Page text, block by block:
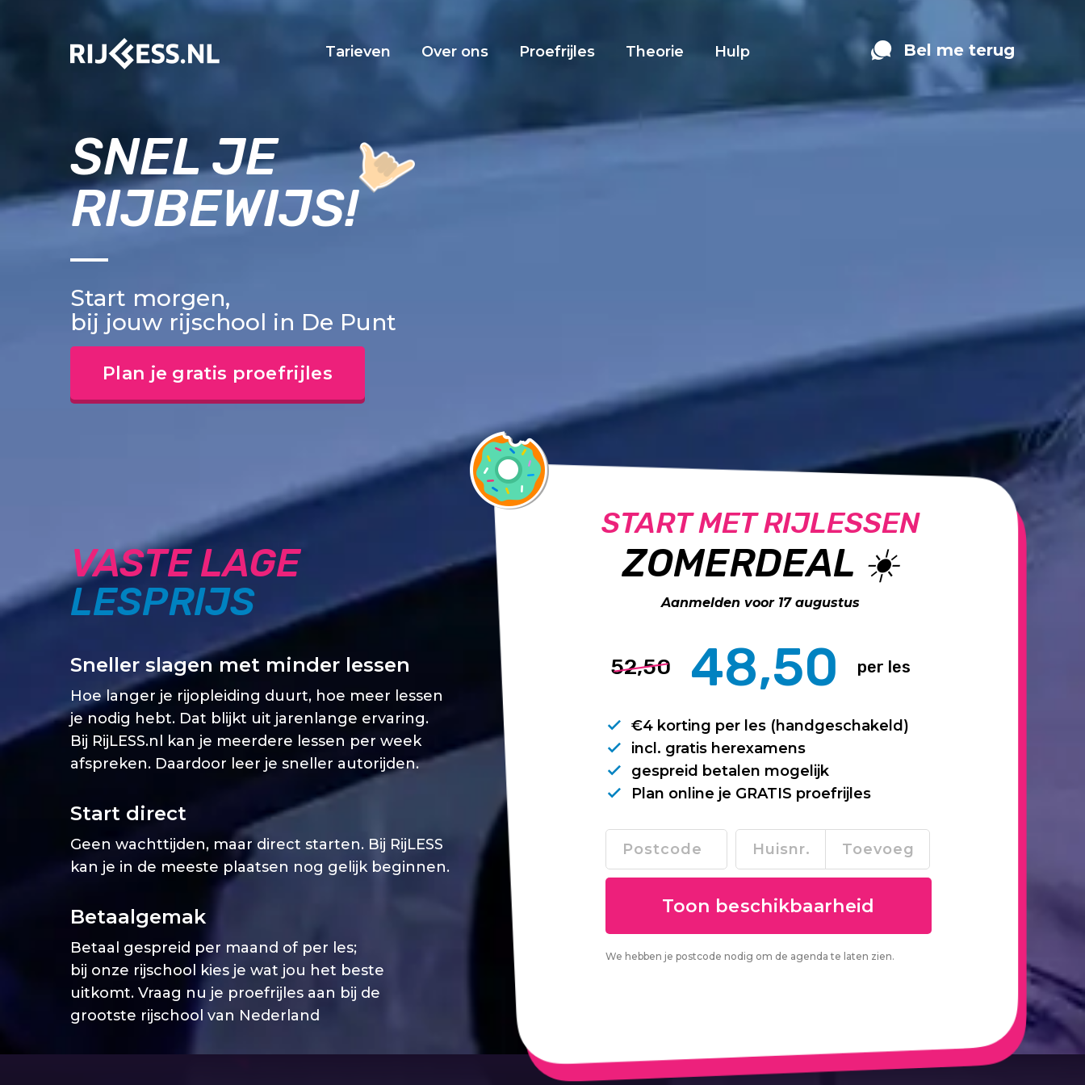
Tarieven Over ons Proefrijles Theorie Hulp Bel me terug
SNEL JE
RIJBEWIJS!
Start morgen,
bij jouw rijschool in De Punt
Plan je gratis proefrijles
START MET RIJLESSEN
ZOMERDEAL ☀️
Aanmelden voor 17 augustus
52,50 48,50 per les
€4 korting per les (handgeschakeld)
incl. gratis herexamens
gespreid betalen mogelijk
Plan online je GRATIS proefrijles
We hebben je postcode nodig om de agenda te laten zien.
VASTE LAGE
LESPRIJS
Sneller slagen met minder lessen
Hoe langer je rijopleiding duurt, hoe meer lessen
je nodig hebt. Dat blijkt uit jarenlange ervaring.
Bij RijLESS.nl kan je meerdere lessen per week
afspreken. Daardoor leer je sneller autorijden.
Start direct
Geen wachttijden, maar direct starten. Bij RijLESS
kan je in de meeste plaatsen nog gelijk beginnen.
Betaalgemak
Betaal gespreid per maand of per les;
bij onze rijschool kies je wat jou het beste
uitkomt. Vraag nu je proefrijles aan bij de
grootste rijschool van Nederland